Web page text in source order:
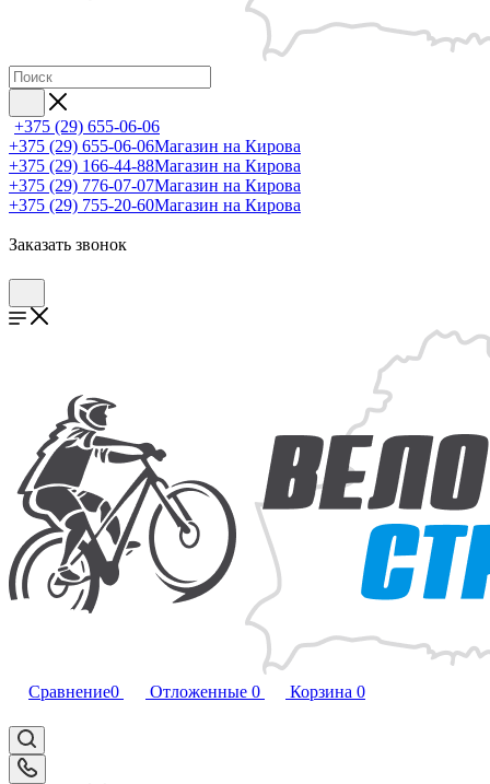
+375 (29) 655-06-06
+375 (29) 655-06-06Магазин на Кирова
+375 (29) 166-44-88Магазин на Кирова
+375 (29) 776-07-07Магазин на Кирова
+375 (29) 755-20-60Магазин на Кирова
Заказать звонок
Сравнение0 Отложенные 0 Корзина 0